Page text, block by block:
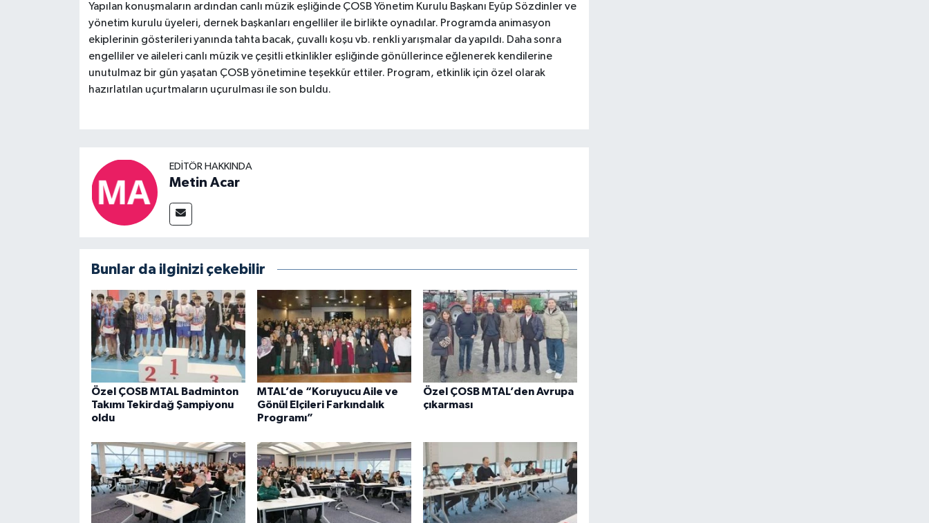
Yapılan konuşmaların ardından canlı müzik eşliğinde ÇOSB Yönetim Kurulu Başkanı Eyüp Sözdinler ve
yönetim kurulu üyeleri, dernek başkanları engelliler ile birlikte oynadılar. Programda animasyon
ekiplerinin gösterileri yanında tahta bacak, çuvallı koşu vb. renkli yarışmalar da yapıldı. Daha sonra
engelliler ve aileleri canlı müzik ve çeşitli etkinlikler eşliğinde gönüllerince eğlenerek kendilerine
unutulmaz bir gün yaşatan ÇOSB yönetimine teşekkür ettiler. Program, etkinlik için özel olarak
hazırlatılan uçurtmaların uçurulması ile son buldu.
EDITÖR HAKKINDA
Metin Acar
Bunlar da ilginizi çekebilir
Özel ÇOSB MTAL Badminton
Takımı Tekirdağ Şampiyonu
oldu
MTAL’de “Koruyucu Aile ve
Gönül Elçileri Farkındalık
Programı”
Özel ÇOSB MTAL’den Avrupa
çıkarması